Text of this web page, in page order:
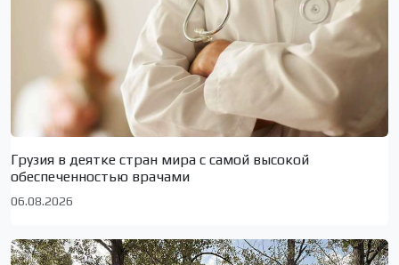
Грузия в деятке стран мира с самой высокой
обеспеченностью врачами
06.08.2026